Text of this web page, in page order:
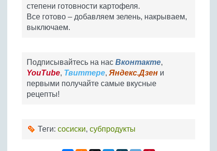
степени готовности картофеля.
Все готово – добавляем зелень, накрываем,
выключаем.
Подписывайтесь на нас Вконтакте,
YouTube, Твиттере, Яндекс.Дзен и
первыми получайте самые вкусные
рецепты!
Теги: сосиски, субпродукты